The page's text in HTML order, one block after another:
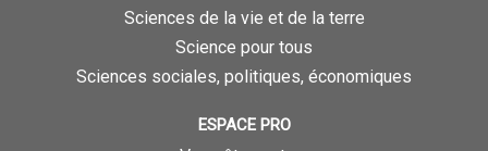
Sciences de la vie et de la terre
Science pour tous
Sciences sociales, politiques, économiques
ESPACE PRO